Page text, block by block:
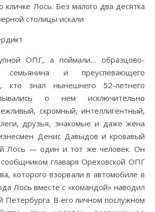
кличке Лось. Без малого два десятка
столицы искали
ОПГ, а поймали… образцово-
семьянина и преуспевающего
кто знал нынешнего 52-летнего
о нем исключительно
скромный, интеллигентный,
друзья, знакомые и даже жена
Денис Давыдов и кровавый
Лось — один и тот же человек. Он
главаря Ореховской ОПГ
которого взорвали в автомобиле в
Лось вместе с «командой» наводил
Петербурга. В его личном послужном